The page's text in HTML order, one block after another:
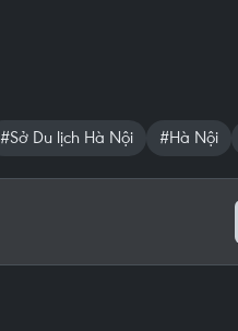
#Sở Du lịch Hà Nội #Hà Nội